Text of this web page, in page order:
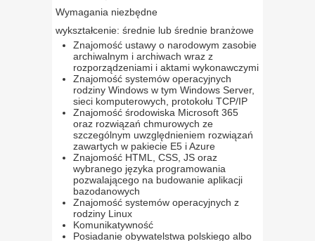
Wymagania niezbędne
wykształcenie: średnie lub średnie branżowe
Znajomość ustawy o narodowym zasobie
archiwalnym i archiwach wraz z
rozporządzeniami i aktami wykonawczymi
Znajomość systemów operacyjnych
rodziny Windows w tym Windows Server,
sieci komputerowych, protokołu TCP/IP
Znajomość środowiska Microsoft 365
oraz rozwiązań chmurowych ze
szczególnym uwzględnieniem rozwiązań
zawartych w pakiecie E5 i Azure
Znajomość HTML, CSS, JS oraz
wybranego języka programowania
pozwalającego na budowanie aplikacji
bazodanowych
Znajomość systemów operacyjnych z
rodziny Linux
Komunikatywność
Posiadanie obywatelstwa polskiego albo